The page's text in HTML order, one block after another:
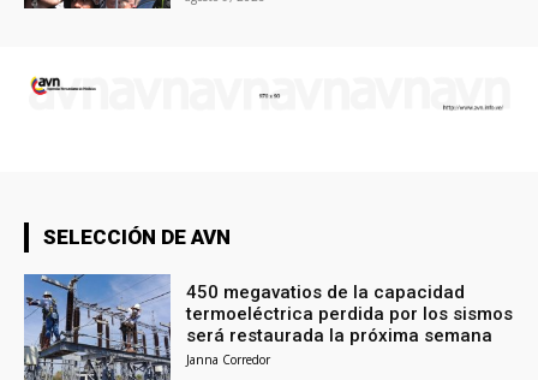
SELECCIÓN DE AVN
450 megavatios de la capacidad
termoeléctrica perdida por los sismos
será restaurada la próxima semana
Janna Corredor